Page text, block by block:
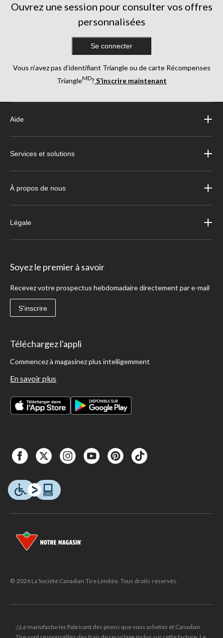
Ouvrez une session pour consulter vos offres
personnalisées
Se connecter
Vous n’avez pas d’identifiant Triangle ou de carte Récompenses
TriangleMD? S’inscrire maintenant
Aide
Services et solutions
À propos de nous
Légale
Soyez le premier à savoir
Recevez votre prospectus hebdomadaire directement par e-mail
S'inscrire
Téléchargez l'appli
Commencez à magasinez plus intelligemment
En savoir plus
© 2026 La Société Canadian Tire Limitée. Tous droits réservés.
△Le manufacturier/fabricant des pneus que vous achetez et Canadian